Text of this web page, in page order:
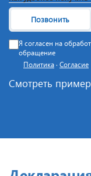
Позвонить
Я согласен на
обращение
Политика · Согласие
Смотреть